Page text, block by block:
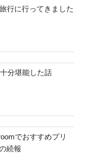
行に行ってきました
分堪能した話
でおすすめプリ
続報